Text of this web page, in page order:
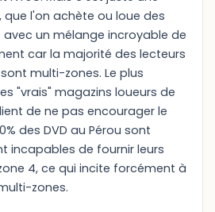
que l'on achète ou loue des
avec un mélange incroyable de
car la majorité des lecteurs
multi-zones. Le plus
"vrais" magazins loueurs de
de ne pas encourager le
des DVD au Pérou sont
incapables de fournir leurs
4, ce qui incite forcément à
zones.